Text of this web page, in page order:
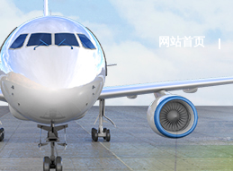
网站首页